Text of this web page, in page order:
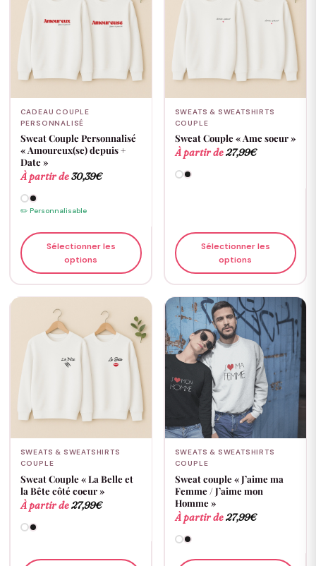
CADEAU COUPLE
PERSONNALISÉ
Sweat Couple Personnalisé
« Amoureux(se) depuis +
Date »
À partir de30,39€
✏️ Personnalisable
Sélectionner les
options
SWEATS & SWEATSHIRTS
COUPLE
Sweat Couple « Ame soeur »
À partir de27,99€
Sélectionner les
options
SWEATS & SWEATSHIRTS
COUPLE
Sweat Couple « La Belle et
la Bête côté coeur »
À partir de27,99€
SWEATS & SWEATSHIRTS
COUPLE
Sweat couple « J’aime ma
Femme / J’aime mon
Homme »
À partir de27,99€